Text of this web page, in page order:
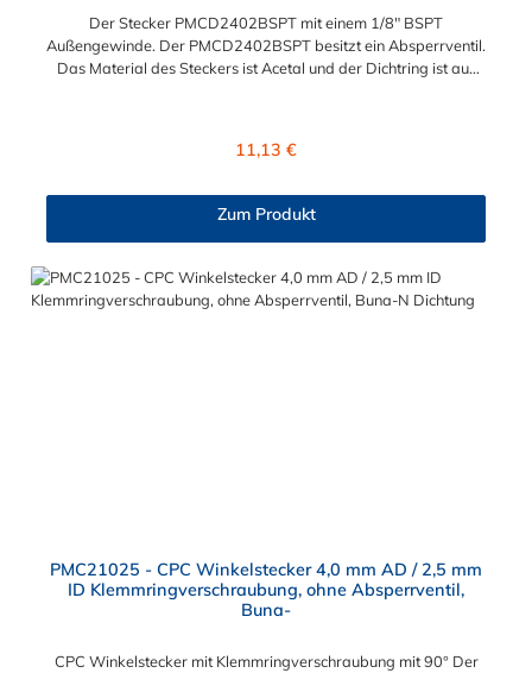
Der Stecker PMCD2402BSPT mit einem 1/8" BSPT
Außengewinde. Der PMCD2402BSPT besitzt ein Absperrventil.
Das Material des Steckers ist Acetal und der Dichtring ist aus
Regulärer Preis:
11,13 €
Zum Produkt
PMC21025 - CPC Winkelstecker 4,0 mm AD / 2,5 mm
ID Klemmringverschraubung, ohne Absperrventil,
Buna-
CPC Winkelstecker mit Klemmringverschraubung mit 90° Der